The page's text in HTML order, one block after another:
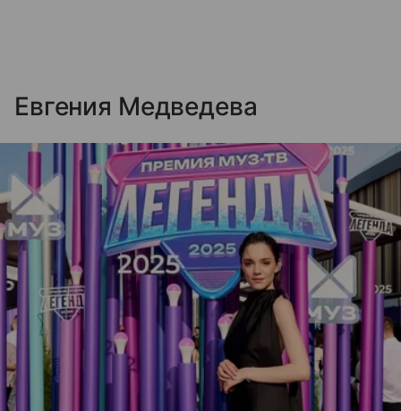
Евгения Медведева